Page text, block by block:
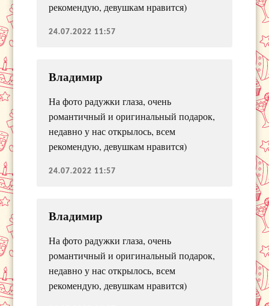
рекомендую, девушкам нравится)
24.07.2022 11:57
Владимир
На фото радужки глаза, очень
романтичный и оригинальный подарок,
недавно у нас открылось, всем
рекомендую, девушкам нравится)
24.07.2022 11:57
Владимир
На фото радужки глаза, очень
романтичный и оригинальный подарок,
недавно у нас открылось, всем
рекомендую, девушкам нравится)